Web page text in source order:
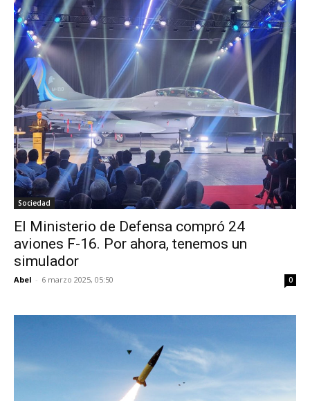
Sociedad
El Ministerio de Defensa compró 24
aviones F-16. Por ahora, tenemos un
simulador
Abel - 6 marzo 2025, 05:50 0